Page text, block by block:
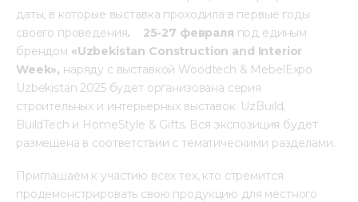
даты, в которые выставка проходила в первые годы
своего проведения.    25-27 февраля под единым
брендом «Uzbekistan Construction and Interior
Week», наряду с выставкой Woodtech & MebelExpo
Uzbekistan 2025 будет организована серия
строительных и интерьерных выставок: UzBuild,
BuildTech и HomeStyle & Gifts. Вся экспозиция будет
размещена в соответствии с тематическими разделами.
Приглашаем к участию всех тех, кто стремится
продемонстрировать свою продукцию для местного